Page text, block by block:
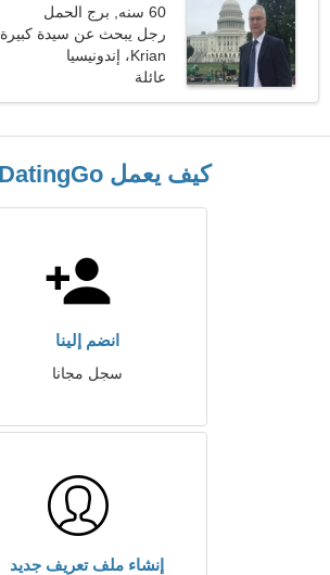
60 سنه, برج الحمل
رجل يبحث عن سيدة كبيرة
Krian، إندونيسيا
عائلة
كيف يعمل IdnDatingGo
انضم إلينا
سجل مجانا
إنشاء ملف تعريف جديد